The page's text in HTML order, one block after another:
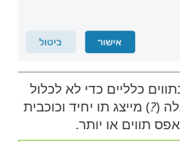
כלליים כדי לא לכלול
(
?) מייצג תו יחיד וכוכבית
תווים או יותר.